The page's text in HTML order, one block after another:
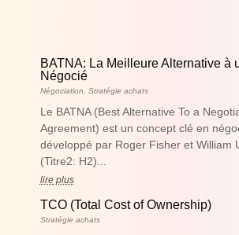
BATNA: La Meilleure Alternative à
Négocié
Négociation, Stratégie achats
Le BATNA (Best Alternative To a
Agreement) est un concept clé en
développé par Roger Fisher et William
(Titre2: H2)...
lire plus
TCO (Total Cost of Ownership)
Stratégie achats